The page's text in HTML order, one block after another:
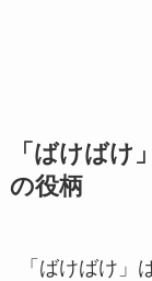
「ばけばけ
の役柄
「ばけばけ」